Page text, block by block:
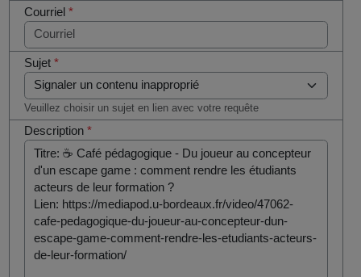
Courriel*
Sujet*
Veuillez choisir un sujet en lien avec votre requête
Description*